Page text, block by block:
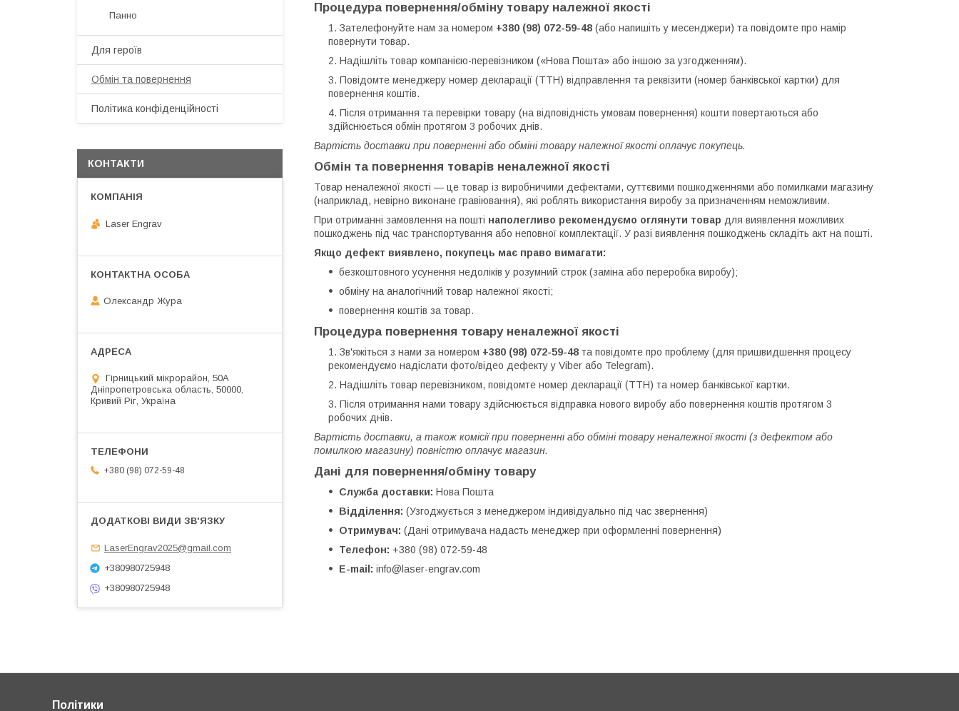
Процедура повернення/обміну товару належної якості
Зателефонуйте нам за номером +380 (98) 072-59-48 (або напишіть у месенджери) та повідомте про намір
повернути товар.
Надішліть товар компанією-перевізником («Нова Пошта» або іншою за узгодженням).
Повідомте менеджеру номер декларації (ТТН) відправлення та реквізити (номер банківської картки) для
повернення коштів.
Після отримання та перевірки товару (на відповідність умовам повернення) кошти повертаються або
здійснюється обмін протягом 3 робочих днів.
Вартість доставки при поверненні або обміні товару належної якості оплачує покупець.
Обмін та повернення товарів неналежної якості
Товар неналежної якості — це товар із виробничими дефектами, суттєвими пошкодженнями або помилками магазину
(наприклад, невірно виконане гравіювання), які роблять використання виробу за призначенням неможливим.
При отриманні замовлення на пошті наполегливо рекомендуємо оглянути товар для виявлення можливих
пошкоджень під час транспортування або неповної комплектації. У разі виявлення пошкоджень складіть акт на пошті.
Якщо дефект виявлено, покупець має право вимагати:
безкоштовного усунення недоліків у розумний строк (заміна або переробка виробу);
обміну на аналогічний товар належної якості;
повернення коштів за товар.
Процедура повернення товару неналежної якості
Зв'яжіться з нами за номером +380 (98) 072-59-48 та повідомте про проблему (для пришвидшення процесу
рекомендуємо надіслати фото/відео дефекту у Viber або Telegram).
Надішліть товар перевізником, повідомте номер декларації (ТТН) та номер банківської картки.
Після отримання нами товару здійснюється відправка нового виробу або повернення коштів протягом 3
робочих днів.
Вартість доставки, а також комісії при поверненні або обміні товару неналежної якості (з дефектом або
помилкою магазину) повністю оплачує магазин.
Дані для повернення/обміну товару
Служба доставки: Нова Пошта
Відділення: (Узгоджується з менеджером індивідуально під час звернення)
Отримувач: (Дані отримувача надасть менеджер при оформленні повернення)
Телефон: +380 (98) 072-59-48
E-mail: info@laser-engrav.com
Панно
Для героїв
Обмін та повернення
Політика конфіденційності
КОНТАКТИ
Laser Engrav
Олександр Жура
Гірницький мікрорайон, 50А
Дніпропетровська область, 50000,
Кривий Ріг, Україна
+380 (98) 072-59-48
LaserEngrav2025@gmail.com
+380980725948
+380980725948
Політики